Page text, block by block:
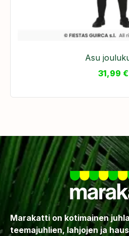
Asu
31,99 €
Marakatti on kotimainen
teemajuhlien, lahjojen ja